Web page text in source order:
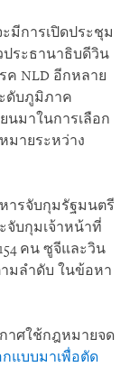
มีการเปิดประชุม
ระธานาธิบดีวิน
NLD อีกหลาย
ดับภูมิภาค
นมาในการเลือก
มายระหว่าง
ารจับกุมรัฐมนตรี
จับกุมเจ้าหน้าที่
คน ซูจีและวิน
มลำดับ ในข้อหา
าศใช้กฎหมายจด
แบบมาเพื่อตัด